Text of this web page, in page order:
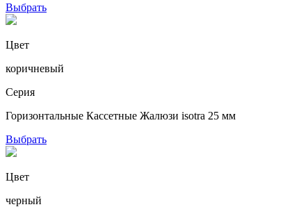
Выбрать
Цвет
коричневый
Серия
Горизонтальные Кассетные Жалюзи isotra 25 мм
Выбрать
Цвет
черный